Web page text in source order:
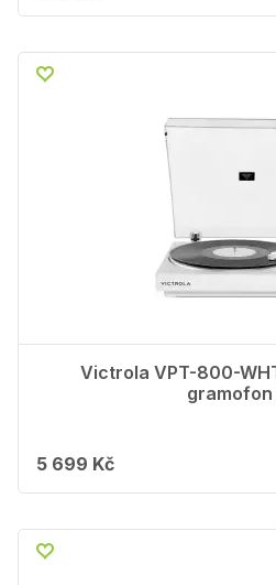
Victrola VPT-800-
gramofon
5 699 Kč